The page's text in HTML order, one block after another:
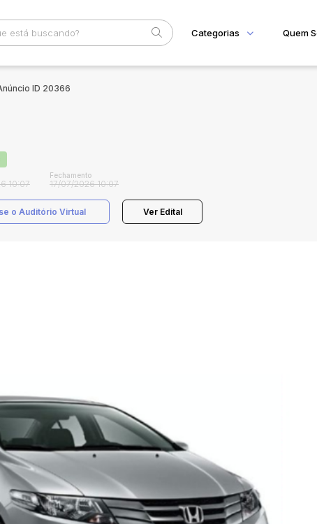
Categoria
Categorias Quem
ID 20366
10:07
Fechamento
17/07/2026 10:07
o Auditório Virtual Ver Edital